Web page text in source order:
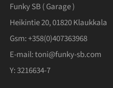
Funky SB (Garage)
Heikintie 20, 01820 Klaukkala
Gsm: +358(0)407363968
E-mail: toni@funky-sb.com
Y: 3216634-7